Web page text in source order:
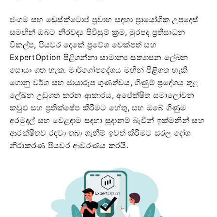
ජංගම සහ ඩෙස්ක්ටොප් ප්‍රවාහ සඳහා ප්‍රායෝගික උපදෙස්
සමඟින් ඔබට නිරවද්‍ය පිවිසුම් ක්‍රම, මුරපද ප්‍රතිසාධන
විකල්ප, පියවර දෙකේ ප්‍රවේශ චෙක්පත් සහ
ExpertOption පිළිගන්නා සාමාන්‍ය සත්‍යාපන ලේඛන
සොයා ගත හැක. මාර්ගෝපදේශය මඟින් පිළිගත හැකි
ගොනු වර්ග සහ ඡායාරූප ගුණත්වය, ගිණුම් ප්‍රදේශය තුළ
ලේඛන උඩුගත කරන ආකාරය, අපේක්ෂිත සමාලෝචන
කවුළු සහ ප්‍රතික්ෂේප කිරීමට හේතු, සහ ඔබේ ගිණුම
අරමුදල් සහ වෙළඳාම සඳහා සූදානම් බැවින් ඉක්මනින් සහ
ආරක්ෂිතව රඳවා තබා ගැනීම් ඉවත් කිරීමට සරල දෝශ
නිරාකරණ පියවර ආවරණය කරයි.